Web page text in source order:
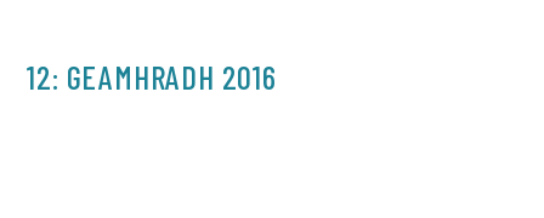
12: GEAMHRADH 2016